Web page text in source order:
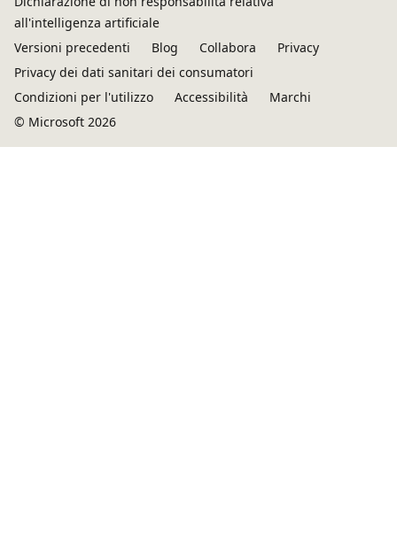
all'intelligenza artificiale
Versioni precedenti
Blog Collabora
Privacy
Privacy dei dati sanitari dei consumatori
Condizioni per l'utilizzo
Accessibilità
Marchi
© Microsoft 2026